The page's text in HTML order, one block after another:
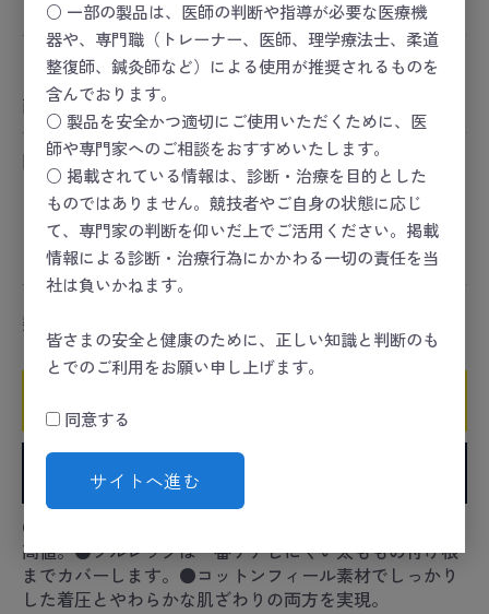
○ 一部の製品は、医師の判断や指導が必要な医療機
器や、専門職（トレーナー、医師、理学療法士、柔道
整復師、鍼灸師など）による使用が推奨されるものを
含んでおります。
○ 製品を安全かつ適切にご使用いただくために、医
師や専門家へのご相談をおすすめいたします。
○ 掲載されている情報は、診断・治療を目的とした
ものではありません。競技者やご自身の状態に応じ
て、専門家の判断を仰いだ上でご活用ください。掲載
情報による診断・治療行為にかかわる一切の責任を当
社は負いかねます。
皆さまの安全と健康のために、正しい知識と判断のも
とでのご利用をお願い申し上げます。
同意する
サイトへ進む
ー 価格は会員のみ閲覧いただけます ー
商品コード： 25-2500-00
関連カテゴリ
スポーツセーフティー
スポーツセーフティー ＞スポーツセーフティーキット
スポーツセーフティー＞スポーツセーフティーキット
備品
数量
お気に入りに追加
●寝ながらメディキュットシリーズ内で足首の着圧が最
高値。●フルレッグは一番ケアしにくい太ももの付け根
までカバーします。●コットンフィール素材でしっかり
した着圧とやわらかな肌ざわりの両方を実現。